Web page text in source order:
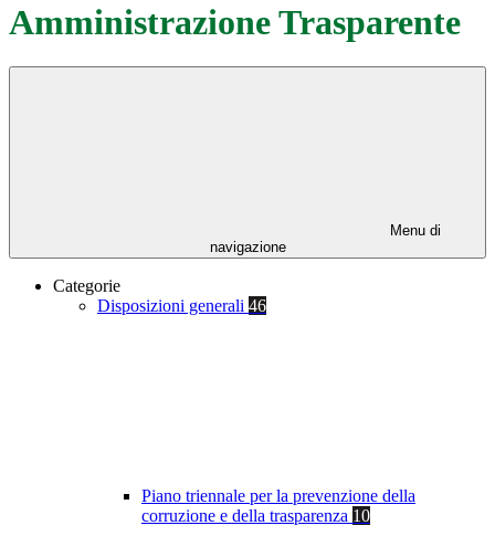
Amministrazione Trasparente
Menu di
navigazione
Categorie
Disposizioni generali 46
Piano triennale per la prevenzione della
corruzione e della trasparenza 10